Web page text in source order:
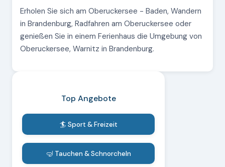
Erholen Sie sich am Oberuckersee - Baden, Wandern
in Brandenburg, Radfahren am Oberuckersee oder
genießen Sie in einem Ferienhaus die Umgebung von
Oberuckersee, Warnitz in Brandenburg.
Top Angebote
🏄 Sport & Freizeit
🤿 Tauchen & Schnorcheln